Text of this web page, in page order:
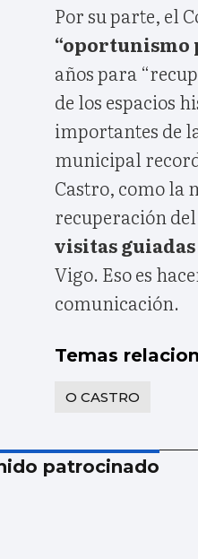
Por su parte, el
“oportunismo
años para
de los espacios
importantes de
municipal
Castro, como la
recuperación
visitas
Vigo. Eso es
comunicación.
Temas
O CASTRO
patrocinado